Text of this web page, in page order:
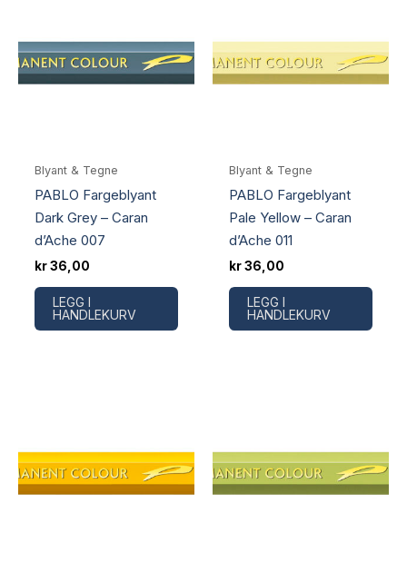
Blyant & Tegne
PABLO Fargeblyant
Dark Grey – Caran
d’Ache 007
kr36,00
LEGG I
HANDLEKURV
Blyant & Tegne
PABLO Fargeblyant
Pale Yellow – Caran
d’Ache 011
kr36,00
LEGG I
HANDLEKURV